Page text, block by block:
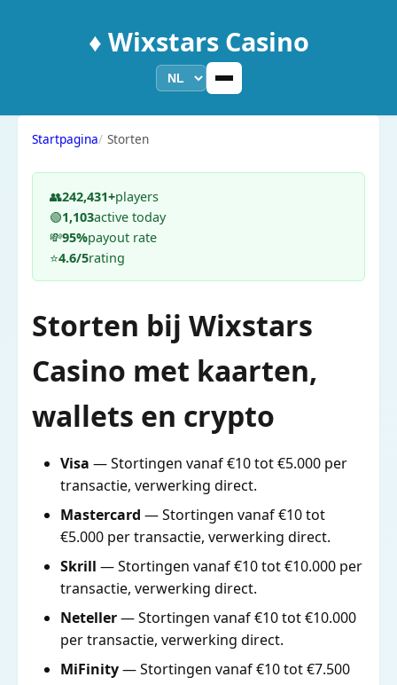
♦️ Wixstars Casino
Startpagina Storten
👥242,431+players
🟢1,103active today
💸95%payout rate
⭐4.6/5rating
Storten bij Wixstars
Casino met kaarten,
wallets en crypto
Visa — Stortingen vanaf €10 tot €5.000 per
transactie, verwerking direct.
Mastercard — Stortingen vanaf €10 tot
€5.000 per transactie, verwerking direct.
Skrill — Stortingen vanaf €10 tot €10.000 per
transactie, verwerking direct.
Neteller— Stortingen vanaf €10 tot €10.000
per transactie, verwerking direct.
MiFinity— Stortingen vanaf €10 tot €7.500